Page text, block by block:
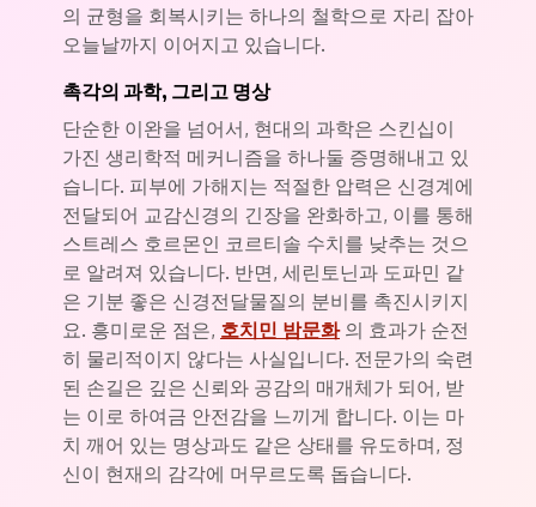
의 균형을 회복시키는 하나의 철학으로 자리 잡아
오늘날까지 이어지고 있습니다.
촉각의 과학, 그리고 명상
단순한 이완을 넘어서, 현대의 과학은 스킨십이
가진 생리학적 메커니즘을 하나둘 증명해내고 있
습니다. 피부에 가해지는 적절한 압력은 신경계에
전달되어 교감신경의 긴장을 완화하고, 이를 통해
스트레스 호르몬인 코르티솔 수치를 낮추는 것으
로 알려져 있습니다. 반면, 세린토닌과 도파민 같
은 기분 좋은 신경전달물질의 분비를 촉진시키지
요. 흥미로운 점은, 호치민 밤문화의 효과가 순전
히 물리적이지 않다는 사실입니다. 전문가의 숙련
된 손길은 깊은 신뢰와 공감의 매개체가 되어, 받
는 이로 하여금 안전감을 느끼게 합니다. 이는 마
치 깨어 있는 명상과도 같은 상태를 유도하며, 정
신이 현재의 감각에 머무르도록 돕습니다.